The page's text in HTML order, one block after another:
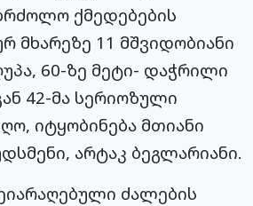
ქმედებების
მხარეზე 11 მშვიდობიანი
60-ზე მეტი- დაჭრილი
42-მა სერიოზული
იტყობინება მთიანი
არტაკ ბეგლარიანი.
ძალების